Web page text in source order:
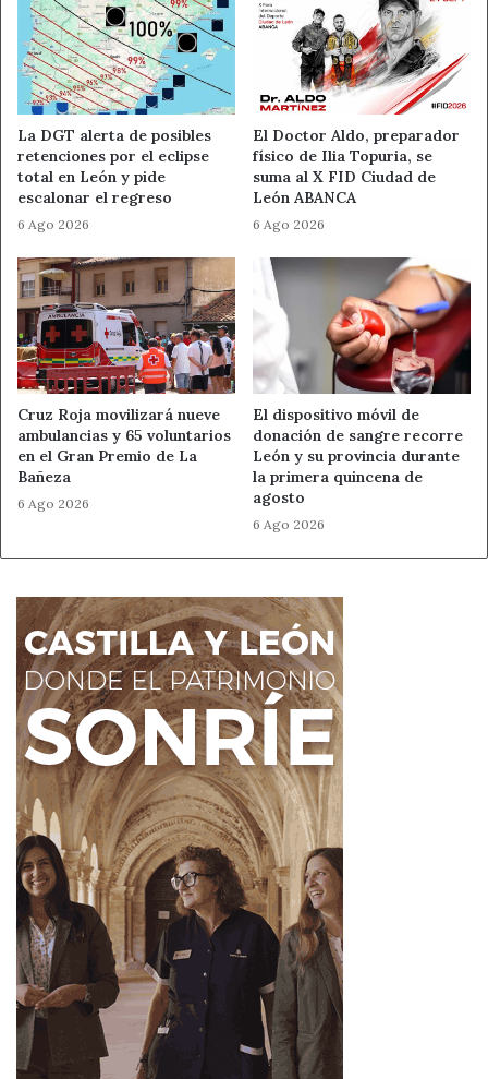
La DGT alerta de posibles
retenciones por el eclipse
total en León y pide
escalonar el regreso
6 Ago 2026
El Doctor Aldo, preparador
físico de Ilia Topuria, se
suma al X FID Ciudad de
León ABANCA
6 Ago 2026
Cruz Roja movilizará nueve
ambulancias y 65 voluntarios
en el Gran Premio de La
Bañeza
6 Ago 2026
El dispositivo móvil de
donación de sangre recorre
León y su provincia durante
la primera quincena de
agosto
6 Ago 2026